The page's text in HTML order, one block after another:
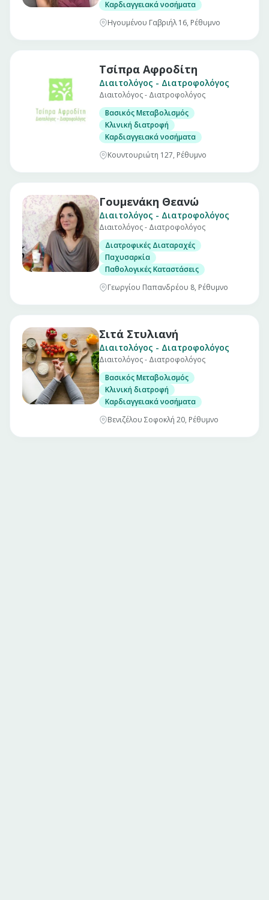
Καρδιαγγειακά νοσήματα
Ηγουμένου Γαβριήλ 16, Ρέθυμνο
Τσίπρα Αφροδίτη
Διαιτολόγος - Διατροφολόγος
Διαιτολόγος - Διατροφολόγος
Βασικός Μεταβολισμός
Κλινική διατροφή
Καρδιαγγειακά νοσήματα
Κουντουριώτη 127, Ρέθυμνο
Γουμενάκη Θεανώ
Διαιτολόγος - Διατροφολόγος
Διαιτολόγος - Διατροφολόγος
Διατροφικές Διαταραχές
Παχυσαρκία
Παθολογικές Καταστάσεις
Γεωργίου Παπανδρέου 8, Ρέθυμνο
Σιτά Στυλιανή
Διαιτολόγος - Διατροφολόγος
Διαιτολόγος - Διατροφολόγος
Βασικός Μεταβολισμός
Κλινική διατροφή
Καρδιαγγειακά νοσήματα
Βενιζέλου Σοφοκλή 20, Ρέθυμνο